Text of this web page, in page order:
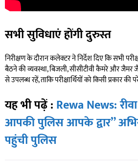
सभी सुविधाएं होंगी दुरुस्त
निरीक्षण के दौरान कलेक्टर ने निर्देश दिए कि सभी
बैठने की व्यवस्था, बिजली, सीसीटीवी कैमरे और
से उपलब्ध रहें, ताकि परीक्षार्थियों को किसी प्रकार की
यह भी पढ़ें : Rewa News:
आपकी पुलिस आपके द्वार”
पहुंची पुलिस